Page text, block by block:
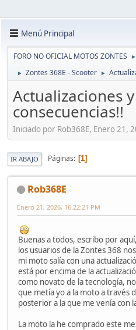
Menú Principal
FORO NO OFICIAL MOTOS ZONTES ►
► Zontes 368E - Scooter ►
Actualizaciones y
consecuencias!!
Iniciado por Rob368E, Enero 21,
IR ABAJO Páginas 1
Rob368E
Enero 21, 2026, 16:22:21 PM
Buenas a todos, escribo por
los usuarios de la Zontes 368
mi moto salía con una
está por encima de la
como novato de la tecnología,
que metía yo a la moto a través
posterior a la que me venía con
La moto la he comprado este